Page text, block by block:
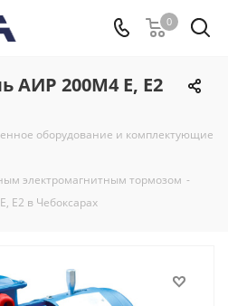
0
АИР 200М4 Е, Е2
оборудование и комплектующие
электромагнитным тормозом -
Е2 в Чебоксарах